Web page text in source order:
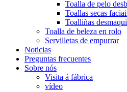
Toalla de pelo
Toallas secas
Toalliñas
Toalla de beleza en rolo
Servilletas de empurrar
Noticias
Preguntas frecuentes
Sobre nós
Visita á fábrica
vídeo